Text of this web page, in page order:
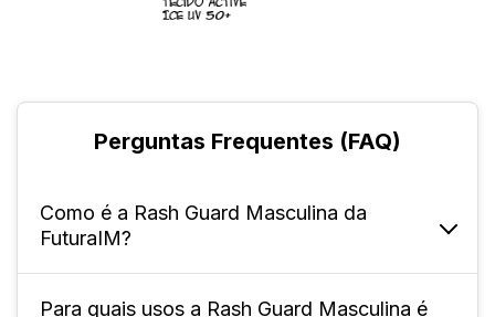
Perguntas Frequentes (FAQ)
Como é a Rash Guard Masculina da
FuturaIM?
A Rash Guard Masculina é uma camiseta
Para quais usos a Rash Guard Masculina é